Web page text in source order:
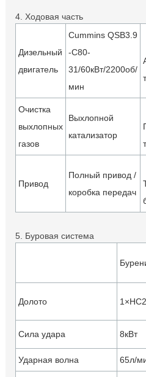
4. Ходовая часть
Дизельный
двигатель
Cummins QSB3.9
-C80-
31/60кВт/2200об/
мин
Очистка
выхлопных
газов
Выхлопной
катализатор
Привод
Полный привод /
коробка передач
5. Буровая система
Долото
Сила удара 8кВт
Ударная волна 65л/